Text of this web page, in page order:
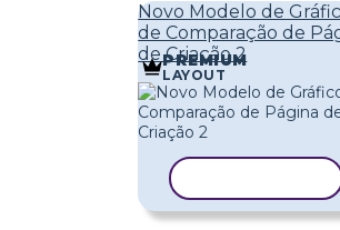
Novo Modelo de
de Comparação de
de Criação 2
PREMIUM
LAYOUT